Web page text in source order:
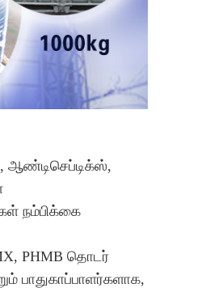
ஆண்டிசெப்டிக்ஸ்,
நம்பிக்கை
PHMB தொடர்
பாதுகாப்பாளர்களாக,